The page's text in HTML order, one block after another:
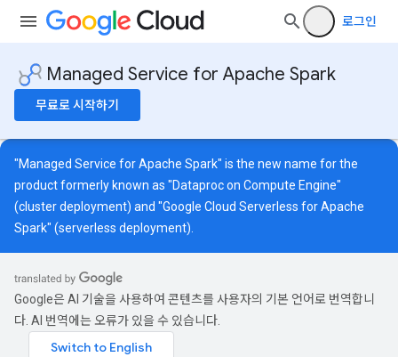
로그인
Managed Service for Apache Spark
무료로 시작하기
"Managed Service for Apache Spark" is the new name for the
product formerly known as "Dataproc on Compute Engine"
(cluster deployment) and "Google Cloud Serverless for Apache
Spark" (serverless deployment).
Google은 AI 기술을 사용하여 콘텐츠를 사용자의 기본 언어로 번역합니
다. AI 번역에는 오류가 있을 수 있습니다.